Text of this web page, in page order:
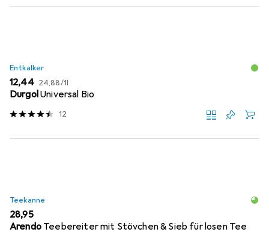
Entkalker
EUR
12,44 EUR
24,88/1l
DurgolUniversal Bio
12
Teekanne
EUR
28,95
Arendo Teebereiter mit Stövchen & Sieb für losen Tee